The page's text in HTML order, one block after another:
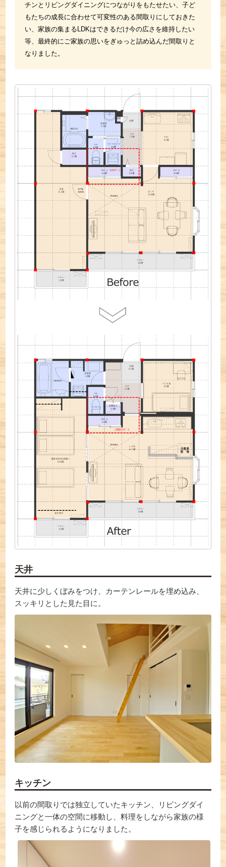
チンとリビングダイニングにつながりをもたせたい、子ど
もたちの成長に合わせて可変性のある間取りにしておきた
い、家族の集まるLDKはできるだけ今の広さを維持したい
等、最終的にご家族の思いをぎゅっと詰め込んだ間取りと
なりました。
天井
天井に少しくぼみをつけ、カーテンレールを埋め込み、
スッキリとした見た目に。
キッチン
以前の間取りでは独立していたキッチン、リビングダイ
ニングと一体の空間に移動し、料理をしながら家族の様
子を感じられるようになりました。